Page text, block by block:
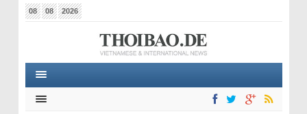
08 08 2026